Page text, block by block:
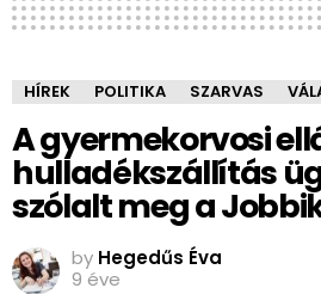
HÍREK POLITIKA SZARVAS
A gyermekorvosi
hulladékszállítás
szólalt meg a
by Hegedűs Éva
9 éve